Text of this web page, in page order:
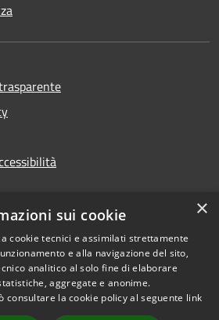
Copyright © 2026 • Comune di
×
sui cookie
cookie tecnici e assimilati strettamente
e alla navigazione del sito,
analitico al solo fine di elaborare
aggregate e anonime.
consultare la cookie policy al seguente link